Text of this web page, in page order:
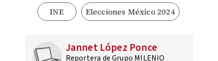
INE Elecciones México 2024
Jannet López Ponce
Reportera de Grupo MILENIO